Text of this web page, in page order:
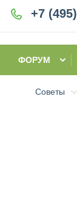
+7 (495)
ФОРУМ
Советы